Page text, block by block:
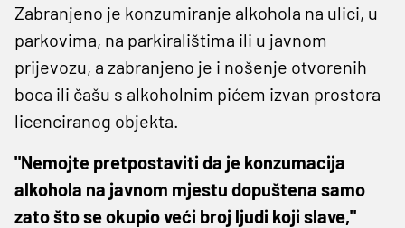
Zabranjeno je konzumiranje alkohola na ulici, u
parkovima, na parkiralištima ili u javnom
prijevozu, a zabranjeno je i nošenje otvorenih
boca ili čašu s alkoholnim pićem izvan prostora
licenciranog objekta.
"Nemojte pretpostaviti da je konzumacija
alkohola na javnom mjestu dopuštena samo
zato što se okupio veći broj ljudi koji slave,"